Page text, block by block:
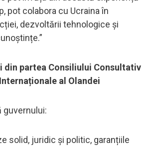
pot colabora cu Ucraina în
dezvoltării tehnologice și
din partea Consiliului Consultativ
al Olandei
guvernului:
solid, juridic și politic, garanțiile